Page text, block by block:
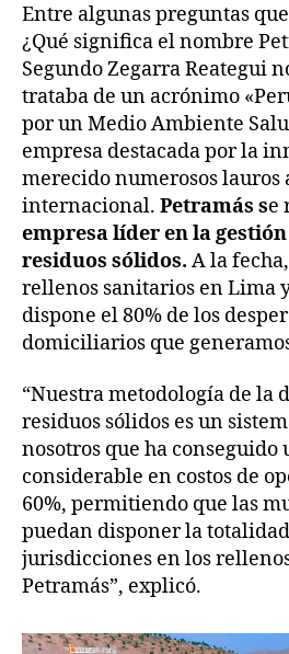
Entre algunas preguntas
¿Qué significa el nombre
Segundo Zegarra Reategui
trataba de un acrónimo
por un Medio Ambiente
empresa destacada por la
merecido numerosos lauros
internacional. Petramás se
empresa líder en la
residuos sólidos. A la
rellenos sanitarios en Lima
dispone el 80% de los
domiciliarios que
“Nuestra metodología de la
residuos sólidos es un
nosotros que ha conseguido
considerable en costos de
60%, permitiendo que las
puedan disponer la
jurisdicciones en los
Petramás”, explicó.